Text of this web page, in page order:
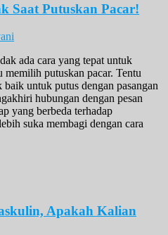
Saat Putuskan Pacar!
ada cara yang tepat untuk
memilih putuskan pacar. Tentu
untuk putus dengan pasangan
hubungan dengan pesan
yang berbeda terhadap
suka membagi dengan cara
Apakah Kalian